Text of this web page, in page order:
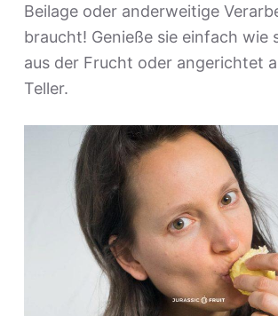
Beilage oder anderweitige
braucht! Genieße sie einfach wie
aus der Frucht oder angerichtet
Teller.